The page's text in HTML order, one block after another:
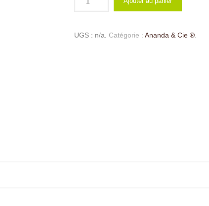
UGS : n/a Catégorie :Ananda & Cie ®